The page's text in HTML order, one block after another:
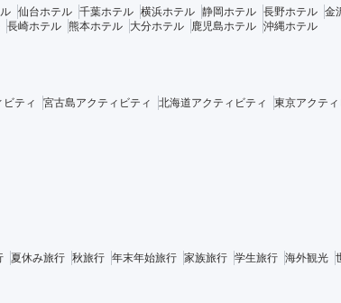
仙台ホテル 千葉ホテル 横浜ホテル 静岡ホテル 長野ホテル 金
長崎ホテル 熊本ホテル 大分ホテル 鹿児島ホテル 沖縄ホテル
ティ 宮古島アクティビティ 北海道アクティビティ 東京アクティ
夏休み旅行 秋旅行 年末年始旅行 家族旅行 学生旅行 海外観光